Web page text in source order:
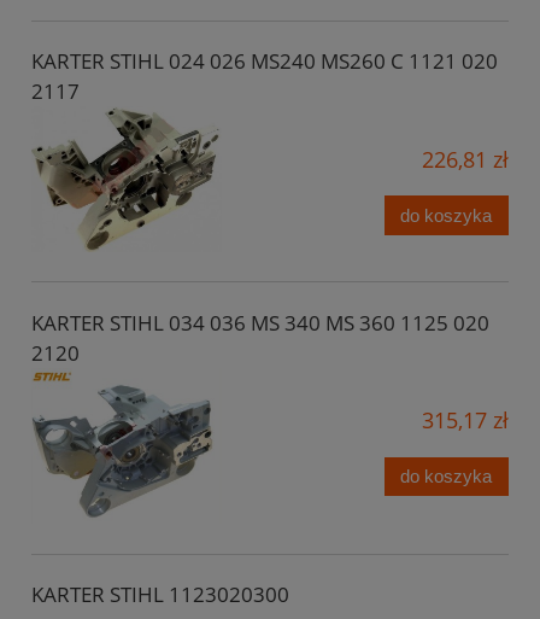
KARTER STIHL 024 026 MS240 MS260 C 1121 020
2117
226,81 zł
do koszyka
KARTER STIHL 034 036 MS 340 MS 360 1125 020
2120
315,17 zł
do koszyka
KARTER STIHL 1123020300